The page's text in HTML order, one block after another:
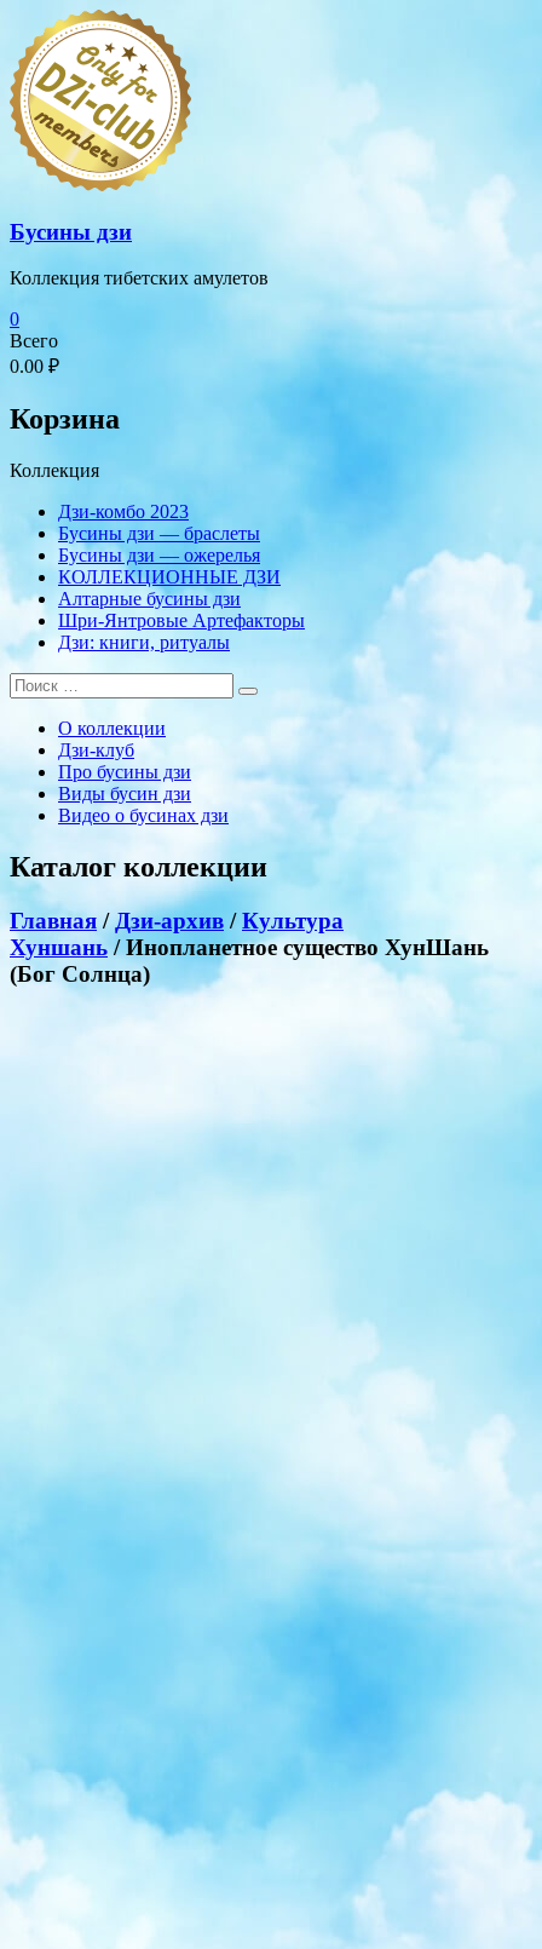
Перейти
содержимому
Бусины дзи
Коллекция тибетских амулетов
0
Всего
0.00 ₽
Корзина
Коллекция
Дзи-комбо 2023
Бусины дзи — браслеты
Бусины дзи — ожерелья
КОЛЛЕКЦИОННЫЕ ДЗИ
Алтарные бусины дзи
Шри-Янтровые Артефакторы
Дзи: книги, ритуалы
О коллекции
Дзи-клуб
Про бусины дзи
Виды бусин дзи
Видео о бусинах дзи
Каталог коллекции
Главная /Дзи-архив /Культура
Хуншань / Инопланетное существо ХунШань
(Бог Солнца)